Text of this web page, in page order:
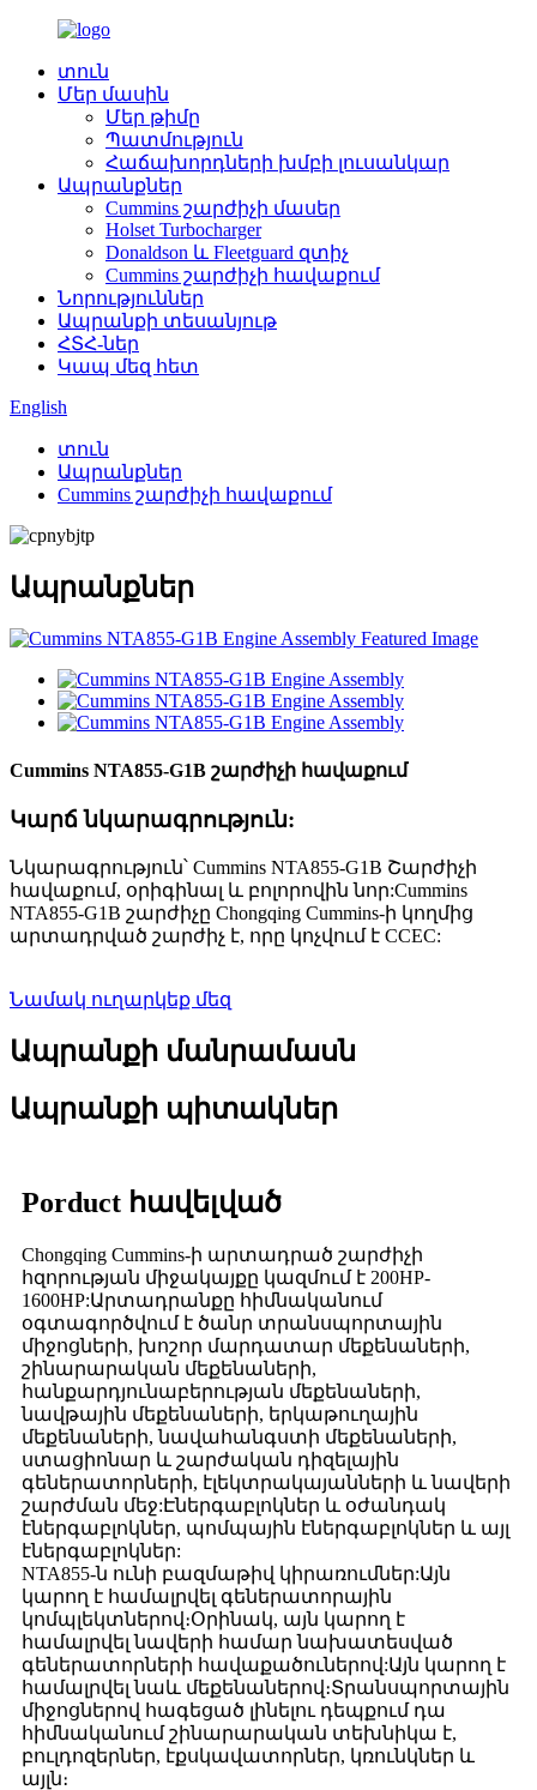
տուն
Մեր մասին
Մեր թիմը
Պատմություն
Հաճախորդների խմբի լուսանկար
Ապրանքներ
Cummins շարժիչի մասեր
Holset Turbocharger
Donaldson և Fleetguard զտիչ
Cummins շարժիչի հավաքում
Նորություններ
Ապրանքի տեսանյութ
ՀՏՀ-ներ
Կապ մեզ հետ
English
տուն
Ապրանքներ
Cummins շարժիչի հավաքում
Ապրանքներ
Cummins NTA855-G1B շարժիչի հավաքում
Կարճ նկարագրություն:
Նկարագրություն՝ Cummins NTA855-G1B Շարժիչի
հավաքում, օրիգինալ և բոլորովին նոր:Cummins
NTA855-G1B շարժիչը Chongqing Cummins-ի կողմից
արտադրված շարժիչ է, որը կոչվում է CCEC:
Նամակ ուղարկեք մեզ
Ապրանքի մանրամասն
Ապրանքի պիտակներ
Porduct հավելված
Chongqing Cummins-ի արտադրած շարժիչի
հզորության միջակայքը կազմում է 200HP-
1600HP:Արտադրանքը հիմնականում
օգտագործվում է ծանր տրանսպորտային
միջոցների, խոշոր մարդատար մեքենաների,
շինարարական մեքենաների,
հանքարդյունաբերության մեքենաների,
նավթային մեքենաների, երկաթուղային
մեքենաների, նավահանգստի մեքենաների,
ստացիոնար և շարժական դիզելային
գեներատորների, էլեկտրակայանների և նավերի
շարժման մեջ:Էներգաբլոկներ և օժանդակ
էներգաբլոկներ, պոմպային էներգաբլոկներ և այլ
էներգաբլոկներ:
NTA855-ն ունի բազմաթիվ կիրառումներ:Այն
կարող է համալրվել գեներատորային
կոմպլեկտներով։Օրինակ, այն կարող է
համալրվել նավերի համար նախատեսված
գեներատորների հավաքածուներով:Այն կարող է
համալրվել նաև մեքենաներով։Տրանսպորտային
միջոցներով հագեցած լինելու դեպքում դա
հիմնականում շինարարական տեխնիկա է,
բուլդոզերներ, էքսկավատորներ, կռունկներ և
այլն։